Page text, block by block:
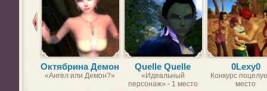
Октябрина Демон
«Ангел или Демон?»
Quelle Quelle
«Идеальный
персонаж» - 1 место
0Lexy0
Конкурс
место